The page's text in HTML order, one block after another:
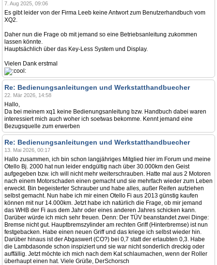
7. Aug 2025, 09:06
Es gibt leider von der Firma Leeb keine Antwort zum Benutzerhandbuch vom
XQ2.
Daher nun die Frage ob mit jemand so eine Betriebsanleitung zukommen
lassen könnte.
Hauptsächlich über das Key-Less System und Display.
Vielen Dank erstmal
Re: Bedienungsanleitungen und Werkstatthandbuecher
22. Mär 2026, 14:58
Hallo,
Da bei meinem xq1 keine Bedienungsanleitung bzw. Handbuch dabei waren
interessiert mich auch woher ich soetwas bekomme. Kennt jemand eine
Bezugsquelle zum erwerben
Re: Bedienungsanleitungen und Werkstatthandbuecher
13. Mai 2026, 00:17
Hallo zusammen, ich bin schon langjähriges Mitglied hier im Forum und meine
Otello Bj. 2000 hat nun leider endgültig nach über 30.000km den Geist
aufgegeben bzw. ich will nicht mehr weiterschrauben. Hatte mal aus 2 Motoren
nach einem Motorschaden einen gemacht und sie mehrfach wieder zum Leben
erweckt. Bin begeisterter Schrauber und habe alles, außer Reifen aufziehen
selbst gemacht. Nun habe ich mir einen Otello Fi aus 2013 günstig kaufen
können mit nur 14.000km. Jetzt habe ich natürlich die Frage, ob mir jemand
das WHB der Fi aus dem Jahr oder eines anderen Jahres schicken kann.
Darüber würde ich mich sehr freuen. Denn: Der TÜV beanstandet zwei Dinge:
Bremse nicht gut. Hauptbremszylinder am rechten Griff (Hinterbremse) ist nun
festgebacken. Habe einen neuen Griff und das kriege ich selbst wieder hin.
Darüber hinaus ist der Abgaswert (CO?) bei 0,7 statt der erlaubten 0,3. Habe
die Lambdasonde schon inspiziert und sie war nicht sonderlich dreckig oder
auffällig. Jetzt möchte ich mich nach dem Kat schlaumachen, wenn der Roller
überhaupt einen hat. Viele Grüße, DerSchorsch